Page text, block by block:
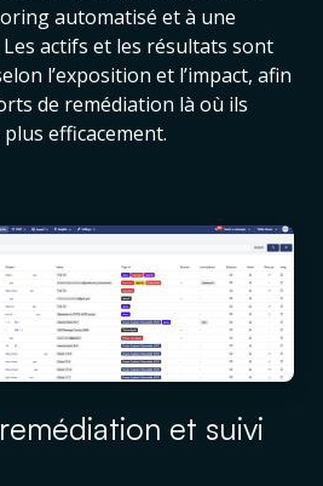
automatisé et à une
actifs et les résultats sont
l’exposition et l’impact, afin
de remédiation là où ils
efficacement.
et suivi